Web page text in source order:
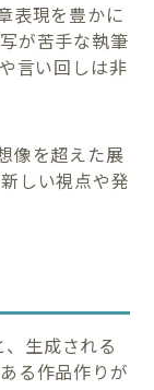
表現を豊かに
が苦手な執筆
言い回しは非
像を超えた展
しい視点や発
生成される
る作品作りが